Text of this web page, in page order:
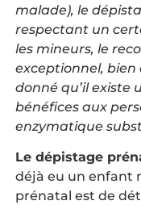
malade), le
respectant un
les mineurs, le
exceptionnel,
donné qu’il
bénéfices aux
enzymatique
Le dépistage
déjà eu un enfant
prénatal est de